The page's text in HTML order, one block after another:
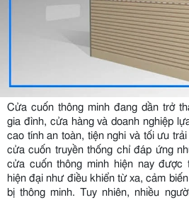
Cửa cuốn thông minh đang dần trở
gia đình, cửa hàng và doanh nghiệp
cao tính an toàn, tiện nghi và tối ưu
cửa cuốn truyền thống chỉ đáp ứng
cửa cuốn thông minh hiện nay được
hiện đại như điều khiển từ xa, cảm
bị thông minh. Tuy nhiên, nhiều